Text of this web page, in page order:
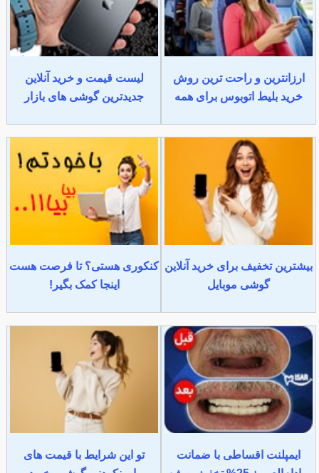
ارزانترین و راحت ترین روش
خرید بلیط اتوبوس برای همه
لیست قیمت و خرید آنلاین
جدیدترین گوشی های بازار
بیشترین تخفیف برای خرید آنلاین
گوشی موبایل
کنکوری هستی؟ تا فرصت هست
اینجا کمک بگیر!
ایمپلنت اقساطی با ضمانت
تو این شرایط با قیمت های